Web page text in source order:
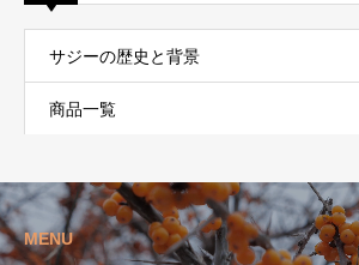
サジーの歴史と背景
商品一覧
MENU